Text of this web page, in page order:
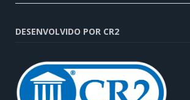
DESENVOLVIDO POR CR2